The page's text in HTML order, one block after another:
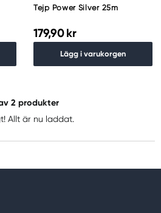
Tejp Power Silver 25m
179,90 kr
Lägg i varukorgen
2 produkter
Allt är nu laddat.